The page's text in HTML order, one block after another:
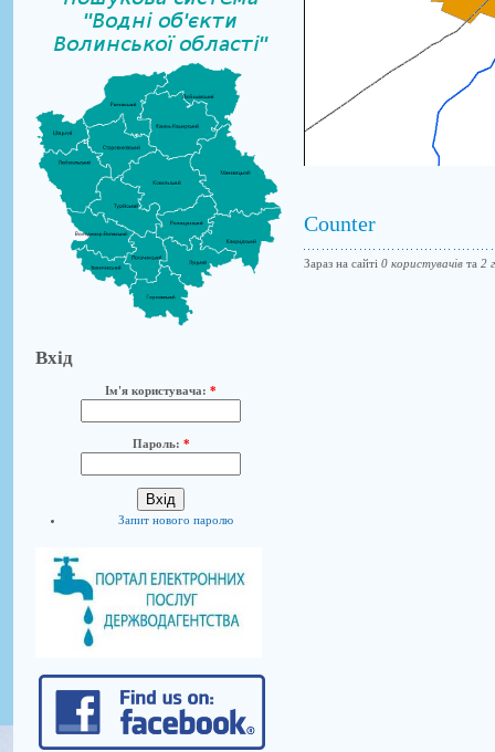
Вхід
Ім'я користувача: *
Пароль: *
Запит нового паролю
Counter
Зараз на сайті 0 користувачівта 2